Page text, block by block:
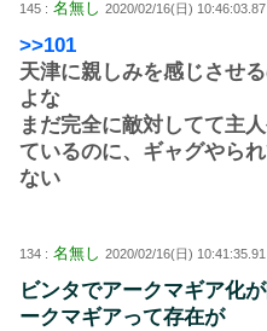
145 : 名無し 2020/02/16(日) 10:46:03.87
>>101
天津に親しみを感じさせ
よな
まだ完全に敵対してて主
ているのに、ギャグやら
ない
134 : 名無し 2020/02/16(日) 10:41:35.91
ビンタでアークマギア化
ークマギアって存在が